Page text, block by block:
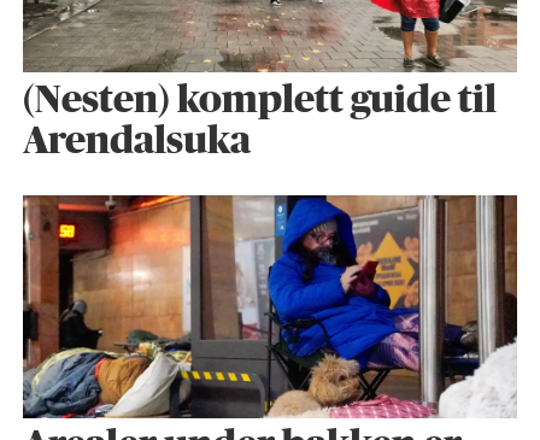
(Nesten) komplett guide til
Arendalsuka